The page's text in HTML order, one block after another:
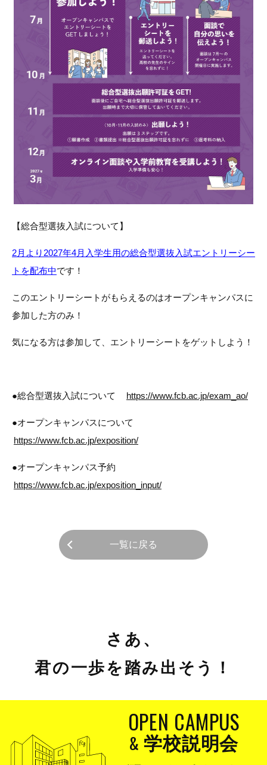
【総合型選抜入試について】
2月より2027年4月入学生用の総合型選抜入試エントリーシー
トを配布中です！
このエントリーシートがもらえるのはオープンキャンパスに
参加した方のみ！
気になる方は参加して、エントリーシートをゲットしよう！
●総合型選抜入試について https://www.fcb.ac.jp/exam_ao/
●オープンキャンパスについて
https://www.fcb.ac.jp/exposition/
●オープンキャンパス予約
https://www.fcb.ac.jp/exposition_input/
一覧に戻る
さあ、
君の一歩を踏み出そう！
OPEN CAMPUS
& 学校説明会